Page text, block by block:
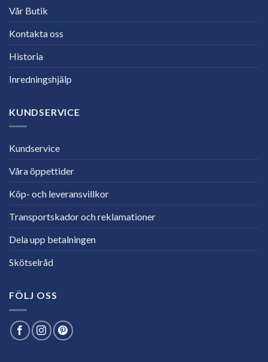
Vår Butik
Kontakta oss
Historia
Inredningshjälp
KUNDSERVICE
Kundservice
Våra öppettider
Köp- och leveransvillkor
Transportskador och reklamationer
Dela upp betalningen
Skötselråd
FÖLJ OSS